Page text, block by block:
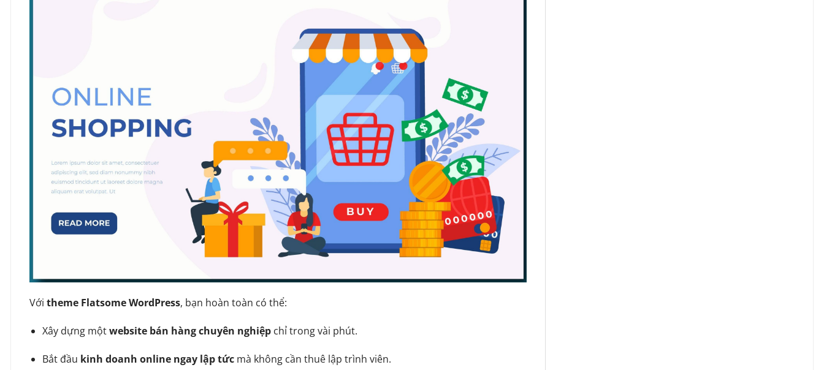
Với theme Flatsome WordPress, bạn hoàn toàn có thể:
Xây dựng mộtwebsite bán hàng chuyên nghiệpchỉ trong vài phút.
Bắt đầu kinh doanh online ngay lập tứcmà không cần thuê lập trình viên.